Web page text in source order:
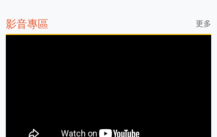
影音專區 更多